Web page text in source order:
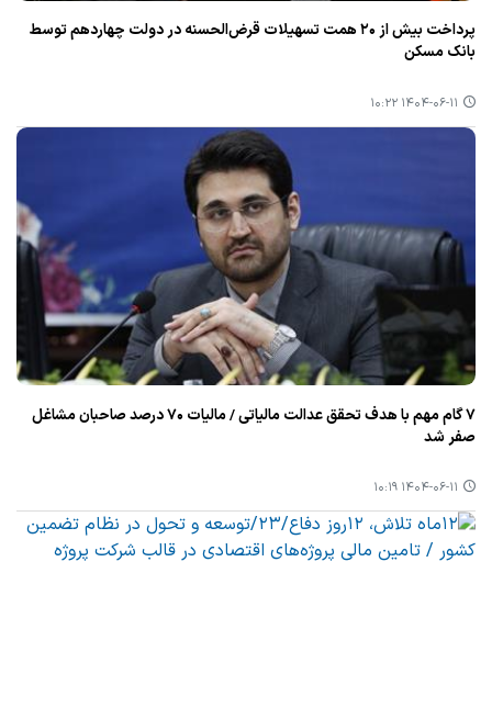
پرداخت بیش از ۲۰ همت تسهیلات قرض‌الحسنه در دولت چهاردهم توسط
بانك مسكن
۱۴۰۴-۰۶-۱۱ ۱۰:۲۲
۷ گام مهم با هدف تحقق عدالت مالیاتی / مالیات ۷۰ درصد صاحبان مشاغل
صفر شد
۱۴۰۴-۰۶-۱۱ ۱۰:۱۹